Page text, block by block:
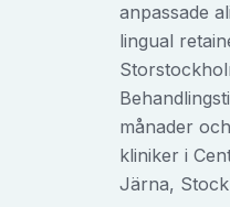
anpassade
lingual
månader
kliniker i
Järna,